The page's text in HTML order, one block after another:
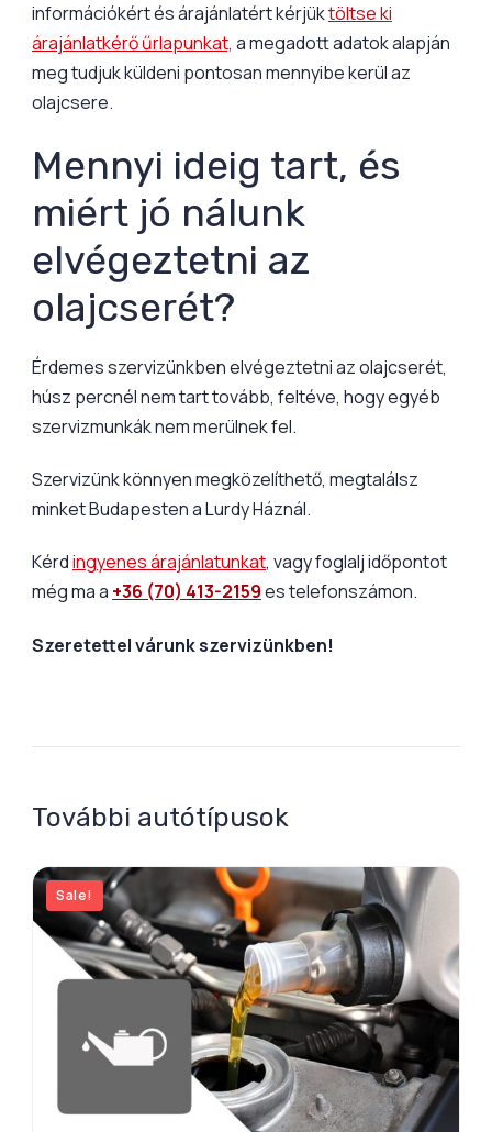
információkért és árajánlatért kérjüktöltse ki
árajánlatkérő űrlapunkat, a megadott adatok alapján
meg tudjuk küldeni pontosan mennyibe kerül az
olajcsere.
Mennyi ideig tart, és
miért jó nálunk
elvégeztetni az
olajcserét?
Érdemes szervizünkben elvégeztetni az olajcserét,
húsz percnél nem tart tovább, feltéve, hogy egyéb
szervizmunkák nem merülnek fel.
Szervizünk könnyen megközelíthető, megtalálsz
minket Budapesten a Lurdy Háznál.
Kérdingyenes árajánlatunkat, vagy foglalj időpontot
még ma a +36 (70) 413-2159es telefonszámon.
Szeretettel várunk szervizünkben!
További autótípusok
Sale!